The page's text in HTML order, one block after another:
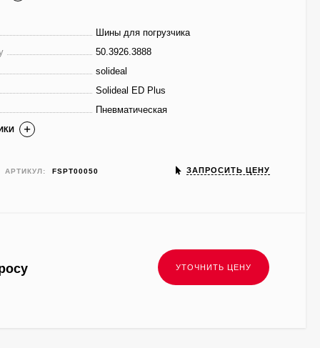
Шины для погрузчика
50.3926.3888
solideal
Solideal ED Plus
Пневматическая
АРТИКУЛ: FSPT00050 ЗАПРОСИТЬ ЦЕНУ